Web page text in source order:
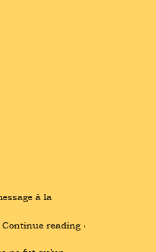
à la
Continue reading ›